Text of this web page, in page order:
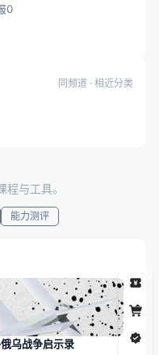
0
同频道 · 相近分类
与工具。
能力测评
乌战争启示录